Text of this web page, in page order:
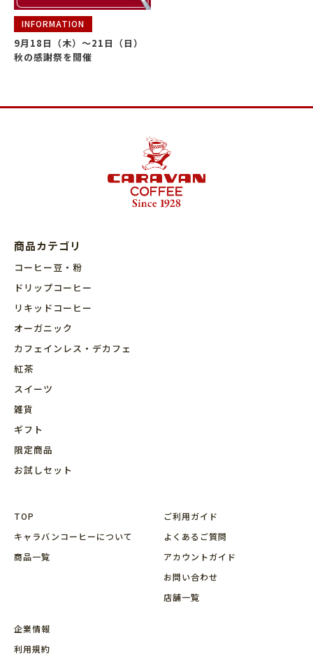
INFORMATION
9月18日（木）～21日（日）
秋の感謝祭を開催
商品カテゴリ
コーヒー豆・粉
ドリップコーヒー
リキッドコーヒー
オーガニック
カフェインレス・デカフェ
紅茶
スイーツ
雑貨
ギフト
限定商品
お試しセット
TOP
キャラバンコーヒーについて
商品⼀覧
ご利用ガイド
よくあるご質問
アカウントガイド
お問い合わせ
店舗⼀覧
企業情報
利用規約